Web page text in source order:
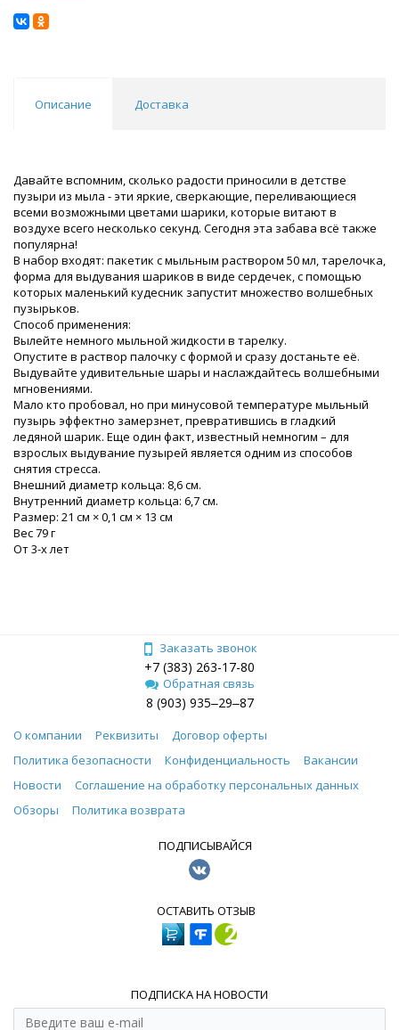
Описание Доставка
Давайте вспомним, сколько радости приносили в детстве
пузыри из мыла - эти яркие, сверкающие, переливающиеся
всеми возможными цветами шарики, которые витают в
воздухе всего несколько секунд. Сегодня эта забава всё также
популярна!
В набор входят: пакетик с мыльным раствором 50 мл, тарелочка,
форма для выдувания шариков в виде сердечек, с помощью
которых маленький кудесник запустит множество волшебных
пузырьков.
Способ применения:
Вылейте немного мыльной жидкости в тарелку.
Опустите в раствор палочку с формой и сразу достаньте её.
Выдувайте удивительные шары и наслаждайтесь волшебными
мгновениями.
Мало кто пробовал, но при минусовой температуре мыльный
пузырь эффектно замерзнет, превратившись в гладкий
ледяной шарик. Еще один факт, известный немногим – для
взрослых выдувание пузырей является одним из способов
снятия стресса.
Внешний диаметр кольца: 8,6 см.
Внутренний диаметр кольца: 6,7 см.
Размер: 21 см × 0,1 см × 13 см
Вес 79 г
От 3-х лет
Заказать звонок
+7 (383) 263-17-80
Обратная связь
8 (903) 935‒29‒87
О компании Реквизиты
Договор оферты
Политика безопасности
Конфиденциальность
Вакансии
Новости
Соглашение на обработку персональных данных
Обзоры
Политика возврата
ПОДПИСЫВАЙСЯ
ОСТАВИТЬ ОТЗЫВ
ПОДПИСКА НА НОВОСТИ